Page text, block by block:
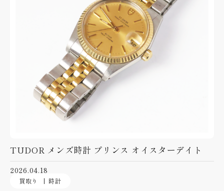
TUDOR メンズ時計 プリンス オイスターデイト
2026.04.18
買取り 時計